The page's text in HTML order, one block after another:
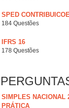
SPED
184 Questões
IFRS 16
178 Questões
SIMPLES NACIONAL
PRÁTICA